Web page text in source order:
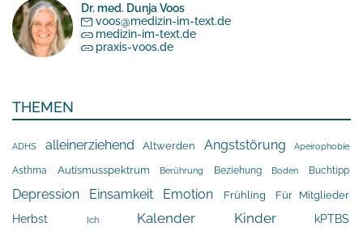
Dr. med. Dunja Voos
voos@medizin-im-text.de
medizin-im-text.de
praxis-voos.de
THEMEN
ADHS alleinerziehend Altwerden Angststörung Apeirophobie
Asthma Autismusspektrum Berührung Beziehung Boden Buchtipp
Depression Einsamkeit Emotion Frühling Für Mitglieder
Herbst Ich Kalender Kinder kPTBS